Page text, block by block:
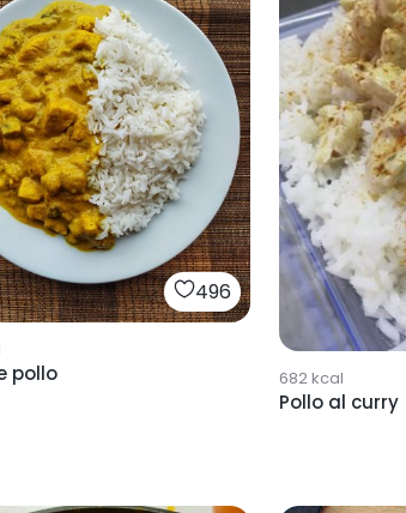
496
pollo 682kcal
Pollo al curry